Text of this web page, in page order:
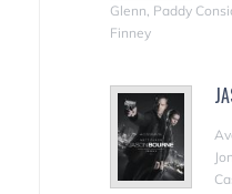
Glenn, Paddy
Finney